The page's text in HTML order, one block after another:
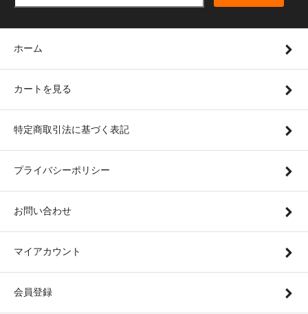
ホーム
カートを見る
特定商取引法に基づく表記
プライバシーポリシー
お問い合わせ
マイアカウント
会員登録